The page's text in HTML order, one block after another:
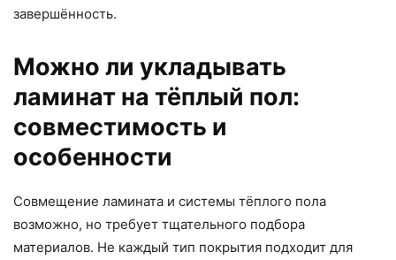
завершённость.
Можно ли укладывать
ламинат на тёплый пол:
совместимость и
особенности
Совмещение ламината и системы тёплого пола
возможно, но требует тщательного подбора
материалов. Не каждый тип покрытия подходит для